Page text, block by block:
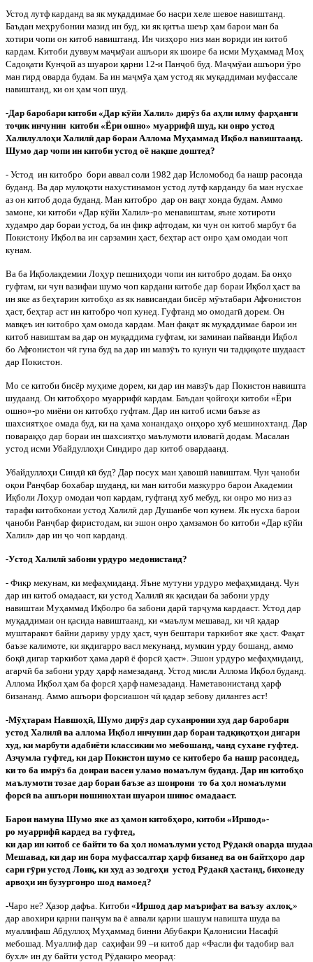
Устод лутф карданд ва як муқаддимае бо насри хеле шевое навиштанд.
Баъдан меҳрубонии мазид ин буд, ки як қитъа шеър ҳам барои ман ба
хотири чопи он китоб навиштанд. Ин чизҳоро низ ман вориди ин китоб
кардам. Китоби дуввум маҷмӯаи ашъори як шоире ба исми Муҳаммад Моҳ
Садоқати Кунҷой аз шуарои қарни 12-и Панҷоб буд. Маҷмӯаи ашъори ӯро
ман гирд оварда будам. Ба ин маҷмӯа ҳам устод як муқаддимаи муфассале
навиштанд, ки он ҳам чоп шуд.
-Дар баробари китоби «Дар кӯйи Халил» дирӯз ба аҳли илму фарҳанги
тоҷик инчунин китоби «Ёри ошно» муаррифӣ шуд, ки онро устод
Халилуллоҳи Халилӣ дар бораи Аллома Муҳаммад Иқбол навиштаанд.
Шумо дар чопи ин китоби устод оё нақше доштед?
- Устод ин китобро бори аввал соли 1982 дар Исломобод ба нашр расонда
буданд. Ва дар мулоқоти нахустинамон устод лутф карданду ба ман нусхае
аз он китоб дода буданд. Ман китобро дар он вақт хонда будам. Аммо
замоне, ки китоби «Дар кӯйи Халил»-ро менавиштам, яъне хотироти
худамро дар бораи устод, ба ин фикр афтодам, ки чун он китоб марбут ба
Покистону Иқбол ва ин сарзамин ҳаст, беҳтар аст онро ҳам омодаи чоп
кунам.
Ва ба Иқболакдемии Лоҳур пешниҳоди чопи ин китобро додам Ба онҳо
гуфтам, ки чун вазифаи шумо чоп кардани китобе дар бораи Иқбол ҳаст ва
ин яке аз беҳтарин китобҳо аз як нависандаи бисёр мӯътабари Афғонистон
ҳаст, беҳтар аст ин китобро чоп кунед. Гуфтанд мо омодагӣ дорем. Он
мавқеъ ин китобро ҳам омода кардам. Ман фақат як муқаддимае барои ин
китоб навиштам ва дар он муқаддима гуфтам, ки заминаи пайванди Иқбол
бо Афғонистон чӣ гуна буд ва дар ин мавзӯъ то кунун чи тадқиқоте шудааст
дар Покистон.
Мо се китоби бисёр муҳиме дорем ки дар ин мавзӯъ дар Покистон навишта
шудаанд Он китобҳоро муаррифӣ кардам. Баъдан ҷойгоҳи китоби «Ёри
ошно»-ро миёни он китобҳо гуфтам. Дар ин китоб исми баъзе аз
шахсиятҳое омада буд, ки на ҳама хонандаҳо онҳоро хуб мешинохтанд. Дар
поварақҳо дар бораи ин шахсиятҳо маълумоти иловагӣ додам. Масалан
устод исми Убайдуллоҳи Синдиро дар китоб овардаанд.
Убайдуллоҳи Синдӣ кӣ буд? Дар посух ман ҳавошӣ навиштам. Чун ҷаноби
оқои Ранҷбар бохабар шуданд, ки ман китоби мазкурро барои Академии
Иқболи Лоҳур омодаи чоп кардам, гуфтанд хуб мебуд, ки онро мо низ аз
тарафи китобхонаи устод Халилӣ дар Душанбе чоп кунем. Як нусха барои
ҷаноби Ранҷбар фиристодам, ки эшон онро ҳамзамон бо китоби «Дар кӯйи
Халил» дар ин ҷо чоп карданд.
-Устод Халилӣ забони урдуро медонистанд?
- Фикр мекунам, ки мефаҳмиданд. Яъне мутуни урдуро мефаҳмиданд. Чун
дар ин китоб омадааст, ки устод Халилӣ як қасидаи ба забони урду
навиштаи Муҳаммад Иқболро ба забони дарӣ тарҷума кардааст. Устод дар
муқаддимаи он қасида навиштаанд, ки «маълум мешавад, ки чӣ қадар
муштаракот байни дариву урду ҳаст, чун бештари таркибот яке ҳаст. Фақат
баъзе калимоте, ки якдигарро васл мекунанд, мумкин урду бошанд, аммо
боқӣ дигар таркибот ҳама дарӣ ё форсӣ ҳаст». Эшон урдуро мефаҳмиданд,
агарчӣ ба забони урду ҳарф намезаданд. Устод мисли Аллома Иқбол буданд.
Аллома Иқбол ҳам ба форсӣ ҳарф намезаданд. Наметавонистанд ҳарф
бизананд. Аммо ашъори форсиашон чӣ қадар зебову дилангез аст!
-Мӯҳтарам Навшоҳӣ, Шумо дирӯз дар суханронии худ дар баробари
устод Халилӣ ва аллома Иқбол инчунин дар бораи тадқиқотҳои дигари
худ, ки марбути адабиёти классикии мо мебошанд, чанд сухане гуфтед.
Азҷумла гуфтед, ки дар Покистон шумо се китоберо ба нашр расондед,
ки то ба имрӯз ба доираи васеи уламо номаълум буданд. Дар ин китобҳо
маълумоти тозае дар бораи баъзе аз шоирони то ба ҳол номаълуми
форсӣ ва ашъори ношинохтаи шуарои шинос омадааст.
Барои намуна Шумо яке аз ҳамон китобҳоро, китоби «Иршод»-
ро муаррифӣ кардед ва гуфтед,
ки дар ин китоб се байти то ба ҳол номаълуми устод Рӯдакӣ оварда
Мешавад, ки дар ин бора муфассалтар ҳарф бизанед ва он байтҳоро дар
сари гӯри устод Лоиқ, ки худ аз зодгоҳи устод Рӯдакӣ ҳастанд, бихонеду
арвоҳи ин бузургонро шод намоед?
-Чаро не? Ҳазор дафъа. Китоби «Иршод дар маърифат ва ваъзу ахлоқ ,»
дар авохири қарни панҷум ва ё аввали қарни шашум навишта шуда ва
муаллифаш Абдуллоҳ Муҳаммад бинни Абубакри Қалонисии Насафӣ
мебошад. Муаллиф дар саҳифаи 99 –и китоб дар «Фасли фи тадобир вал
бухл» ин ду байти устод Рӯдакиро меорад: